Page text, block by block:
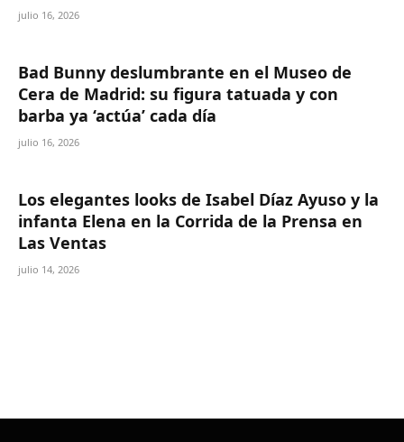
julio 16, 2026
Bad Bunny deslumbrante en el Museo de
Cera de Madrid: su figura tatuada y con
barba ya ‘actúa’ cada día
julio 16, 2026
Los elegantes looks de Isabel Díaz Ayuso y la
infanta Elena en la Corrida de la Prensa en
Las Ventas
julio 14, 2026